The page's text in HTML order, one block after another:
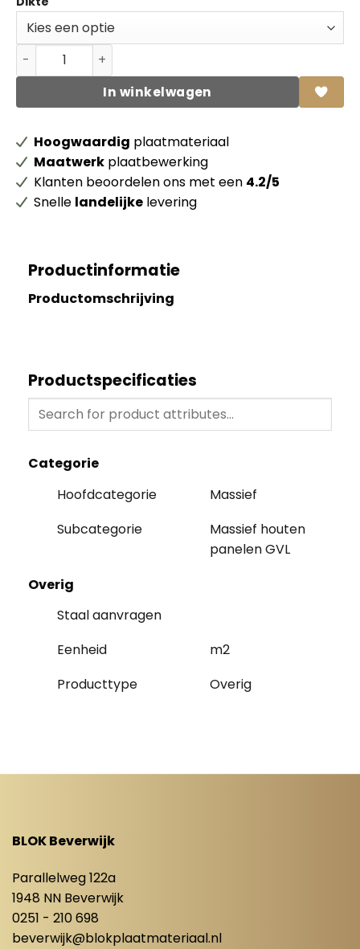
Iroko Kambala massief paneel met gevingerlast lamel
In winkelwagen
Hoogwaardig plaatmateriaal
Maatwerk plaatbewerking
Klanten beoordelen ons met een 4.2/5
Snelle landelijke levering
Productinformatie
Productomschrijving
Productspecificaties
Categorie
Hoofdcategorie
Massief
Subcategorie
Massief houten
panelen GVL
Overig
Staal aanvragen
Eenheid
m2
Producttype
Overig
BLOK Beverwijk
Parallelweg 122a
1948 NN Beverwijk
0251 - 210 698
beverwijk@blokplaatmateriaal.nl